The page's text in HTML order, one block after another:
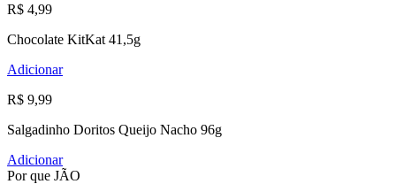
R$ 4,99
Chocolate KitKat 41,5g
Adicionar
R$ 9,99
Salgadinho Doritos Queijo Nacho 96g
Adicionar
Por que JÃO